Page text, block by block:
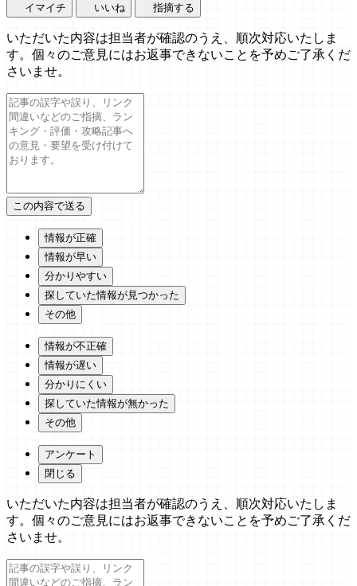
イマイチ いいね 指摘する
いただいた内容は担当者が確認のうえ、順次対応いたしま
す。個々のご意見にはお返事できないことを予めご了承くだ
さいませ。
情報が正確
情報が早い
分かりやすい
探していた情報が見つかった
その他
情報が不正確
情報が遅い
分かりにくい
探していた情報が無かった
その他
アンケート
閉じる
いただいた内容は担当者が確認のうえ、順次対応いたしま
す。個々のご意見にはお返事できないことを予めご了承くだ
さいませ。